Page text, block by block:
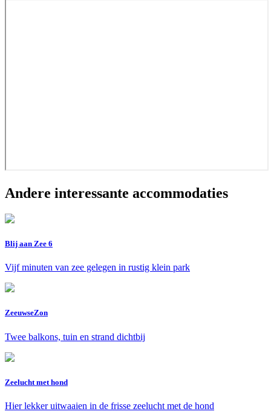
Andere interessante accommodaties
Blij aan Zee 6
Vijf minuten van zee gelegen in rustig klein park
ZeeuwseZon
Twee balkons, tuin en strand dichtbij
Zeelucht met hond
Hier lekker uitwaaien in de frisse zeelucht met de hond